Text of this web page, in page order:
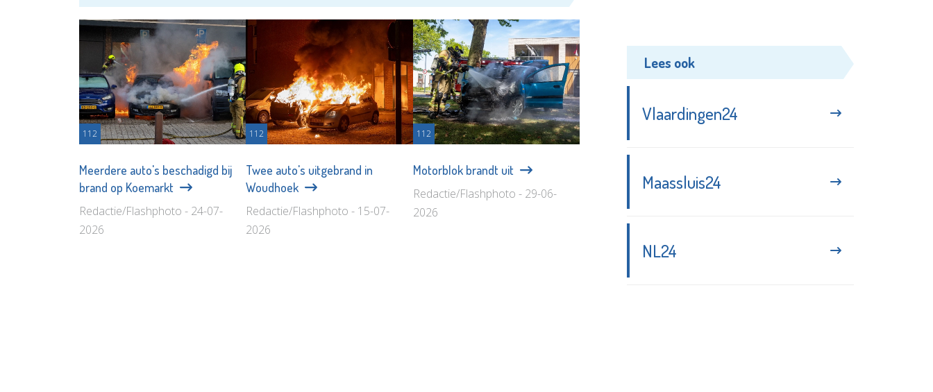
112
Meerdere auto's beschadigd bij
brand op Koemarkt
Redactie/Flashphoto - 24-07-
2026
112
Twee auto's uitgebrand in
Woudhoek
Redactie/Flashphoto - 15-07-
2026
112
Motorblok brandt uit
Redactie/Flashphoto - 29-06-
2026
Lees ook
Vlaardingen24
Maassluis24
NL24